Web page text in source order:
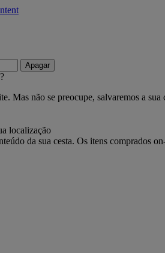
Apagar
Mas não se preocupe, salvaremos a
localização
da sua cesta. Os itens comprados